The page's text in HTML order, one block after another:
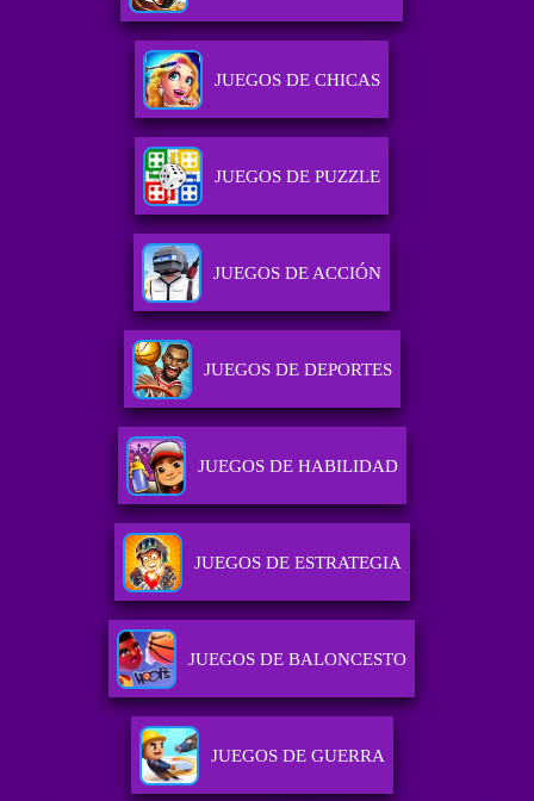
JUEGOS DE CHICAS
JUEGOS DE PUZZLE
JUEGOS DE ACCIÓN
JUEGOS DE DEPORTES
JUEGOS DE HABILIDAD
JUEGOS DE ESTRATEGIA
JUEGOS DE BALONCESTO
JUEGOS DE GUERRA